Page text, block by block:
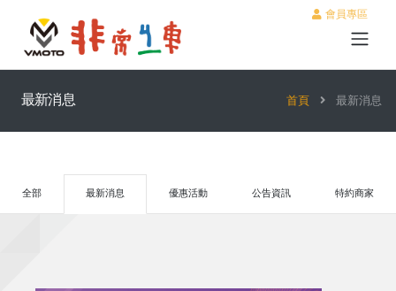
會員專區
最新消息 首頁 最新消息
全部 最新消息 優惠活動 公告資訊 特約商家